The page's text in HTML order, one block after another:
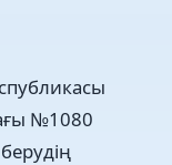
№1080